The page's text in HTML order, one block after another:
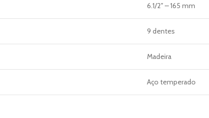
6.1/2″ – 165 mm
9 dentes
Madeira
Aço temperado